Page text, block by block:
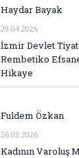
Haydar Bayak
29.04.2026
İzmir Devlet
Rembetiko
Hikaye
Fuldem Özkan
26.03.2026
Kadının Varoluş